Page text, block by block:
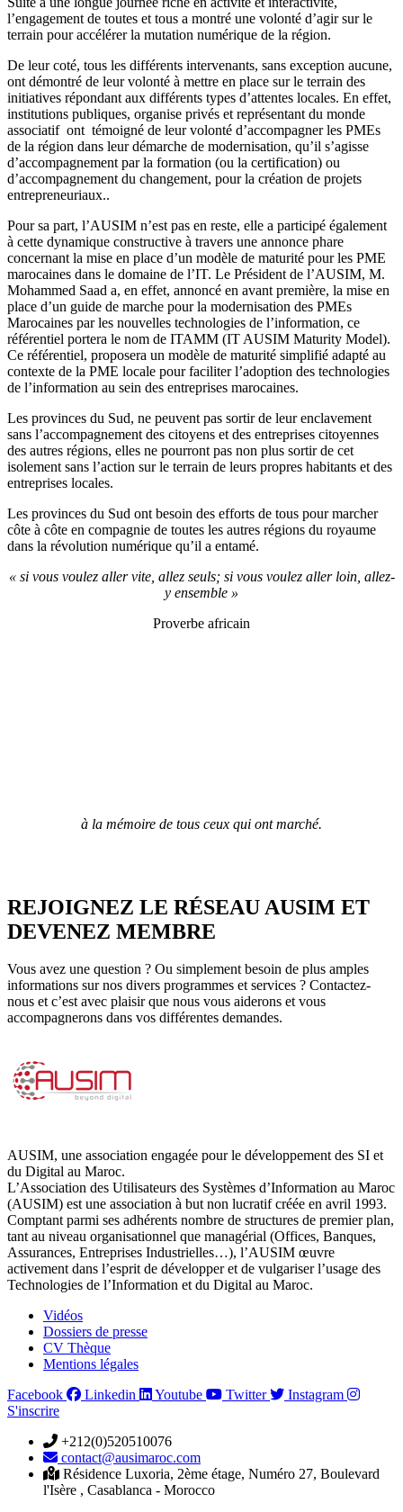
Pour sa part, l’AUSIM n’est pas en reste, elle a participé également
à cette dynamique constructive à travers une annonce phare
concernant la mise en place d’un modèle de maturité pour les PME
marocaines dans le domaine de l’IT. Le Président de l’AUSIM, M.
Mohammed Saad a, en effet, annoncé en avant première, la mise en
place d’un guide de marche pour la modernisation des PMEs
Marocaines par les nouvelles technologies de l’information, ce
référentiel portera le nom de ITAMM (IT AUSIM Maturity Model).
Ce référentiel, proposera un modèle de maturité simplifié adapté au
contexte de la PME locale pour faciliter l’adoption des technologies
de l’information au sein des entreprises marocaines.
Les provinces du Sud, ne peuvent pas sortir de leur enclavement
sans l’accompagnement des citoyens et des entreprises citoyennes
des autres régions, elles ne pourront pas non plus sortir de cet
isolement sans l’action sur le terrain de leurs propres habitants et des
entreprises locales.
Les provinces du Sud ont besoin des efforts de tous pour marcher
côte à côte en compagnie de toutes les autres régions du royaume
dans la révolution numérique qu’il a entamé.
« si vous voulez aller vite, allez seuls; si vous voulez aller loin, allez-
y ensemble »
AUSIM, une association engagée pour le développement des SI et
L’Association des Utilisateurs des Systèmes d’Information au Maroc
(AUSIM) est une association à but non lucratif créée en avril 1993.
Comptant parmi ses adhérents nombre de structures de premier plan,
tant au niveau organisationnel que managérial (Offices, Banques,
Technologies de l’Information et du Digital au Maroc.
Vidéos
Mentions légales
Facebook
Linkedin Youtube Twitter
Instagram
S'inscrire
+212(0)520510076
contact@ausimaroc.com
Résidence Luxoria, 2ème étage, Numéro 27, Boulevard
l'Isère , Casablanca - Morocco
Ausim © 2025
AUSIM, une association engagée pour le développement des SI et
du Digital au Maroc.
L’Association des Utilisateurs des Systèmes d’Information au Maroc